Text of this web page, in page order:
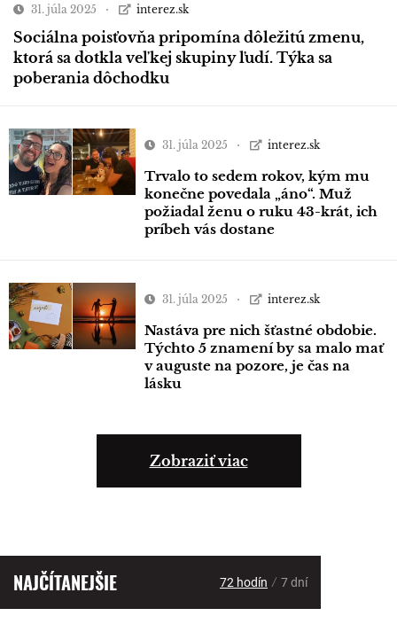
31. júla 2025 interez.sk
Sociálna poisťovňa pripomína dôležitú zmenu,
ktorá sa dotkla veľkej skupiny ľudí. Týka sa
poberania dôchodku
31. júla 2025 interez.sk
Trvalo to sedem rokov, kým mu
konečne povedala „áno“. Muž
požiadal ženu o ruku 43-krát, ich
príbeh vás dostane
31. júla 2025 interez.sk
Nastáva pre nich šťastné obdobie.
Týchto 5 znamení by sa malo mať
v auguste na pozore, je čas na
lásku
Zobraziť viac
NAJČÍTANEJŠIE 72 hodín / 7 dní